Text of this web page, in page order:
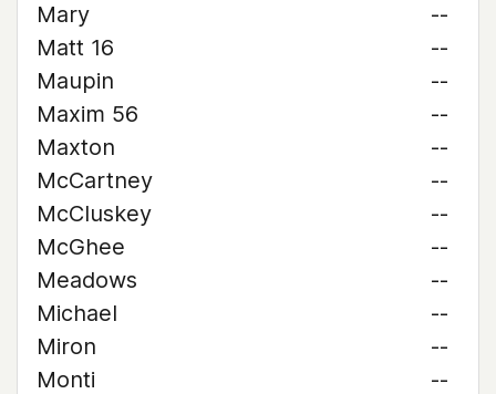
Mary
--
Matt 16
--
Maupin
--
Maxim 56
--
Maxton
--
McCartney
--
McCluskey
--
McGhee
--
Meadows
--
Michael
--
Miron
--
Monti
--